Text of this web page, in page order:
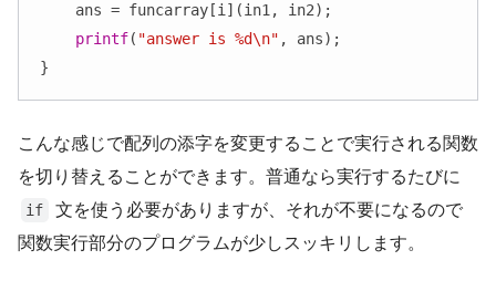
printf( "answer is %d\n" , ans);
}
こんな感じで配列の添字を変更することで実行される関数
を切り替えることができます。普通なら実行するたびに
if
文を使う必要がありますが、それが不要になるので
関数実行部分のプログラムが少しスッキリします。